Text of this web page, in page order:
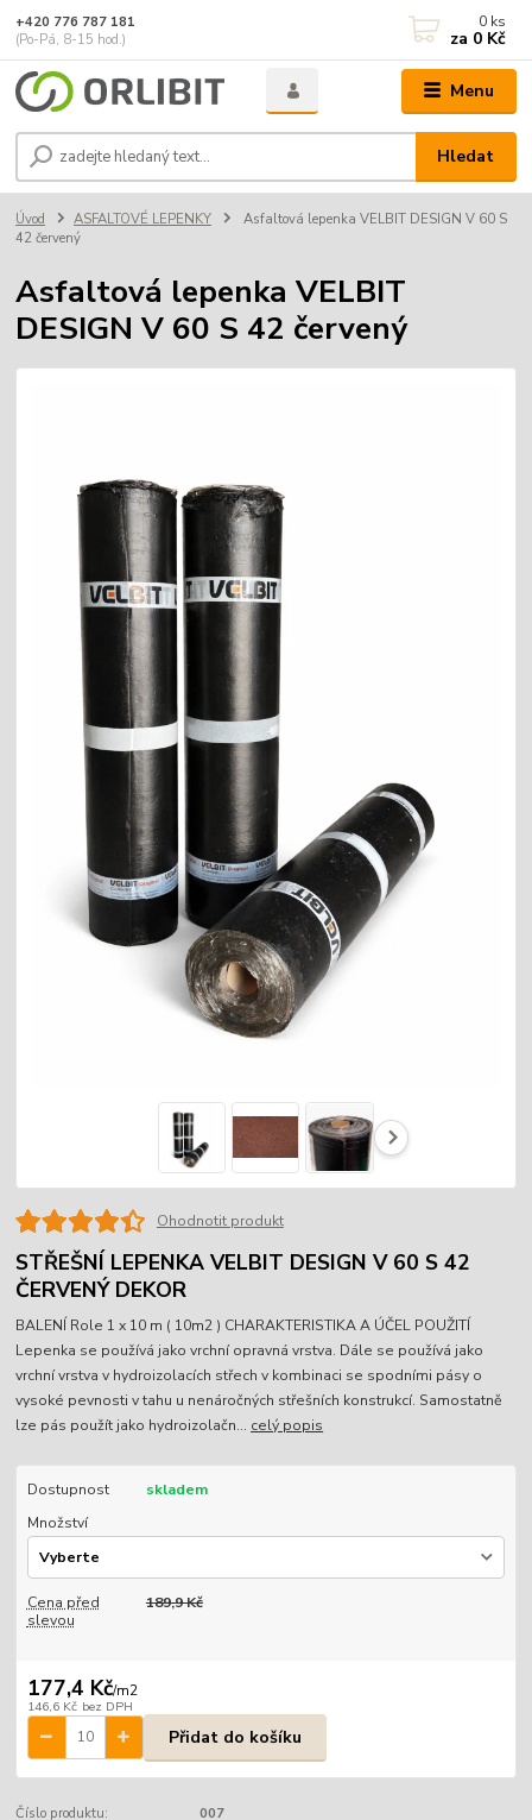
Menu
Hledat
+420 776 787 181
(Po-Pá, 8-15 hod.)
0 ks
za 0 Kč
Úvod ASFALTOVÉ LEPENKY
Asfaltová lepenka VELBIT DESIGN V 60 S
42 červený
Asfaltová lepenka VELBIT
DESIGN V 60 S 42 červený
Ohodnotit produkt
STŘEŠNÍ LEPENKA VELBIT DESIGN V 60 S 42
ČERVENÝ DEKOR
BALENÍ Role 1 x 10 m ( 10m2 ) CHARAKTERISTIKA A ÚČEL POUŽITÍ
Lepenka se používá jako vrchní opravná vrstva. Dále se používá jako
vrchní vrstva v hydroizolacích střech v kombinaci se spodními pásy o
vysoké pevnosti v tahu u nenáročných střešních konstrukcí. Samostatně
lze pás použít jako hydroizolačn... celý popis
Dostupnost
skladem
Množství
Cena před
slevou
189,9 Kč
177,4 Kč/m2
146,6 Kč bez DPH
Přidat do košíku
Číslo produktu:
007